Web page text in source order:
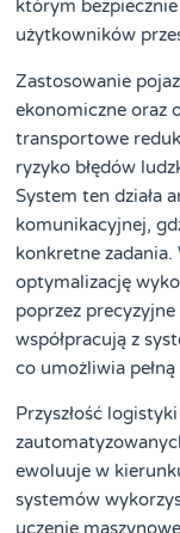
którym
użytkowników
Zastosowanie
ekonomiczne oraz
transportowe
ryzyko błędów
System ten działa
komunikacyjnej,
konkretne zadania.
optymalizację
poprzez
współpracują z
co umożliwia
Przyszłość
ewoluuje w
systemów
uczenie